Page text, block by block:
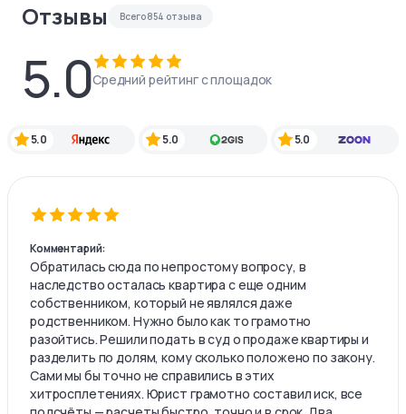
Отзывы Всего854 отзыва
5.0Средний рейтинг с площадок
5.0 5.0 5.0
Комментарий:
Обратилась сюда по непростому вопросу, в
наследство осталась квартира с еще одним
собственником, который не являлся даже
родственником. Нужно было как то грамотно
разойтись. Решили подать в суд о продаже квартиры и
разделить по долям, кому сколько положено по закону.
Сами мы бы точно не справились в этих
хитросплетениях. Юрист грамотно составил иск, все